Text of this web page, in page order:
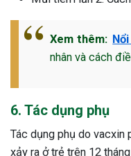
Xem thêm:
nhân và cách
6. Tác dụng phụ
Tác dụng phụ do vacxin
xảy ra ở trẻ trên 12